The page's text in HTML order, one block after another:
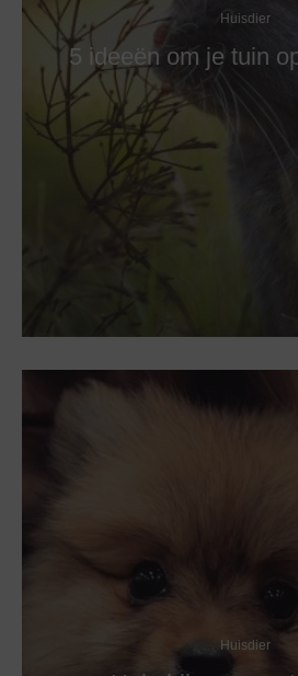
Huisdier
5 ideeën om je tuin
Huisdier